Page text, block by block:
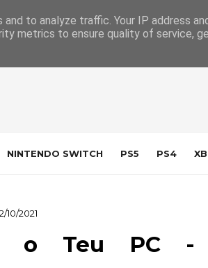
NINTENDO SWITCH PS5 PS4
10/2021
o Teu PC -
to analyze traffic. Your IP address
metrics to ensure quality of service,